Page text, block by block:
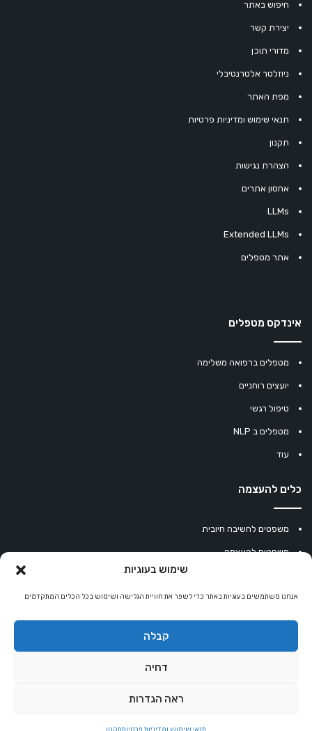
שימוש בעוגיות
אנחנו משתמשים בעוגיות באתר כדי לשפר את חוויית הגלישה ושימוש בכל הכלים המתקדמים
קבלה
דחיה
ראה הגדרות
חיפוש באתר
יצירת קשר
מדורי תוכן
ניוזלטר אלטרנטיבלי
מפת האתר
תנאי שימוש ומדיניות פרטיות
תקנון
הצהרת נגישות
אחסון אתרים
LLMs
Extended LLMs
אתר מטפלים
אינדקס מטפלים
מטפלים ברפואה משלימה
יועצים רוחניים
טיפול רגשי
מטפלים ב NLP
עוד
כלים להעצמה
משפטים לחשיבה חיובית
משפטים להעצמה
מחשבון נומרולוגיה
קריסטלים למזלות
© כל הזכויות שמורות 2026 |